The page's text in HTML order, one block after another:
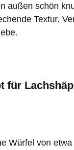
außen schön
Textur.
für
Würfel von